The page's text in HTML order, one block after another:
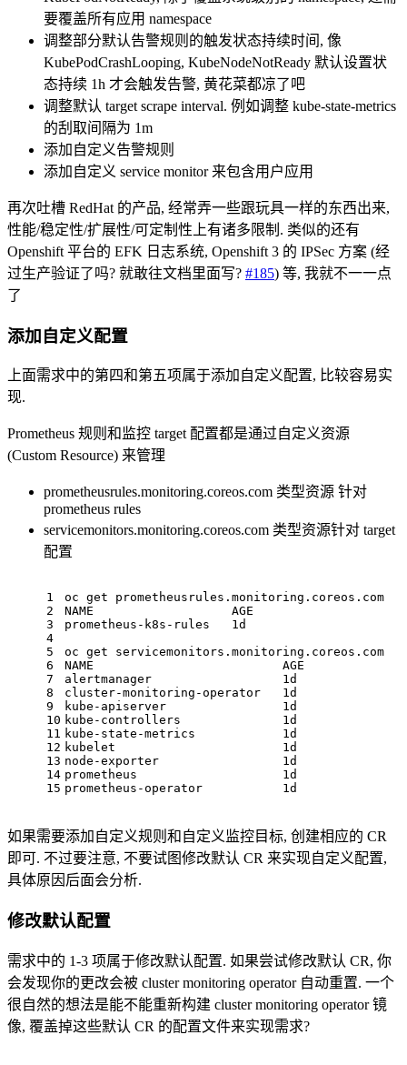
要覆盖所有应用 namespace
调整部分默认告警规则的触发状态持续时间, 像
KubePodCrashLooping, KubeNodeNotReady 默认设置状
态持续 1h 才会触发告警, 黄花菜都凉了吧
调整默认 target scrape interval. 例如调整 kube-state-metrics
的刮取间隔为 1m
添加自定义告警规则
添加自定义 service monitor 来包含用户应用
再次吐槽 RedHat 的产品, 经常弄一些跟玩具一样的东西出来,
性能/稳定性/扩展性/可定制性上有诸多限制. 类似的还有
Openshift 平台的 EFK 日志系统, Openshift 3 的 IPSec 方案 (经
过生产验证了吗? 就敢往文档里面写? #185) 等, 我就不一一点
了
添加自定义配置
上面需求中的第四和第五项属于添加自定义配置, 比较容易实
现.
Prometheus 规则和监控 target 配置都是通过自定义资源
(Custom Resource) 来管理
prometheusrules.monitoring.coreos.com 类型资源 针对
prometheus rules
servicemonitors.monitoring.coreos.com 类型资源针对 target
配置
1
2
3
4
5
6
7
8
9
10
11
12
13
14
15
oc get prometheusrules.monitoring.coreos.com
NAME                   AGE
prometheus-k8s-rules   1d
oc get servicemonitors.monitoring.coreos.com
NAME                          AGE
alertmanager                  1d
cluster-monitoring-operator   1d
kube-apiserver                1d
kube-controllers              1d
kube-state-metrics            1d
kubelet                       1d
node-exporter                 1d
prometheus                    1d
prometheus-operator           1d
如果需要添加自定义规则和自定义监控目标, 创建相应的 CR
即可. 不过要注意, 不要试图修改默认 CR 来实现自定义配置,
具体原因后面会分析.
修改默认配置
需求中的 1-3 项属于修改默认配置. 如果尝试修改默认 CR, 你
会发现你的更改会被 cluster monitoring operator 自动重置. 一个
很自然的想法是能不能重新构建 cluster monitoring operator 镜
像, 覆盖掉这些默认 CR 的配置文件来实现需求?